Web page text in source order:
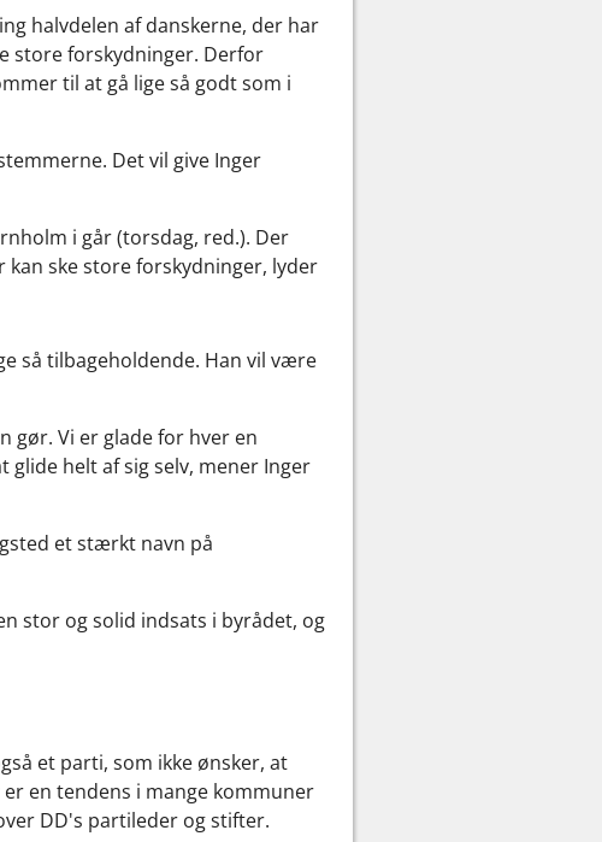
halvdelen af danskerne, der har
store forskydninger. Derfor
til at gå lige så godt som i
Det vil give Inger
i går (torsdag, red.). Der
ske store forskydninger, lyder
så tilbageholdende. Han vil være
gør. Vi er glade for hver en
glide helt af sig selv, mener Inger
et stærkt navn på
stor og solid indsats i byrådet, og
et parti, som ikke ønsker, at
en tendens i mange kommuner
DD's partileder og stifter.